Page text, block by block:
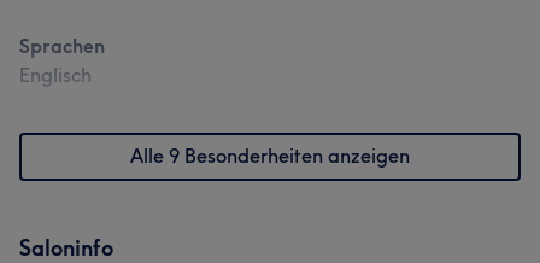
Sprachen
Englisch
Alle 9 Besonderheiten anzeigen
Saloninfo